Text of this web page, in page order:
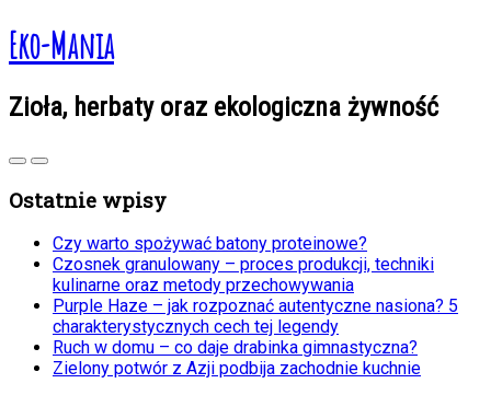
Eko-Mania
Zioła, herbaty oraz ekologiczna żywność
Ostatnie wpisy
Czy warto spożywać batony proteinowe?
Czosnek granulowany – proces produkcji, techniki
kulinarne oraz metody przechowywania
Purple Haze – jak rozpoznać autentyczne nasiona? 5
charakterystycznych cech tej legendy
Ruch w domu – co daje drabinka gimnastyczna?
Zielony potwór z Azji podbija zachodnie kuchnie